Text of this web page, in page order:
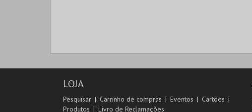
LOJA
Pesquisar Carrinho de compras Eventos
Cartões
Produtos
Livro de Reclamações